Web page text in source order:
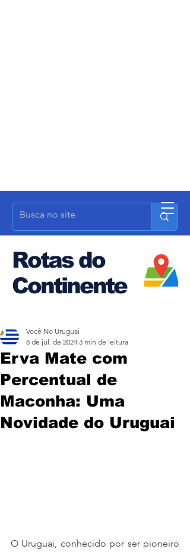
Rotas do
Continente
Erva Mate com
Percentual de
Maconha: Uma
Novidade do Uruguai
Você No Uruguai
8 de jul. de 2024 3 min de leitura
O Uruguai, conhecido por ser pioneiro